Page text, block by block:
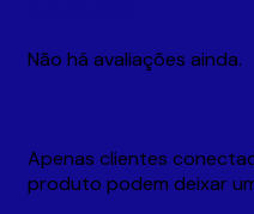
Não há avaliações ainda.
Apenas clientes
produto podem deixar